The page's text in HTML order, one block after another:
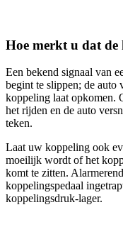
Hoe merkt u dat
Een bekend signaal van
begint te slippen; de auto
koppeling laat opkomen.
het rijden en de auto
teken.
Laat uw koppeling ook
moeilijk wordt of het
komt te zitten.
koppelingspedaal
koppelingsdruk-lager.